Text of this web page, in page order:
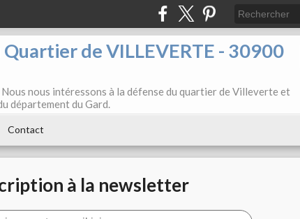
de VILLEVERTE - 30900
nous intéressons à la défense du quartier de Villeverte et
département du Gard.
Contact
à la newsletter